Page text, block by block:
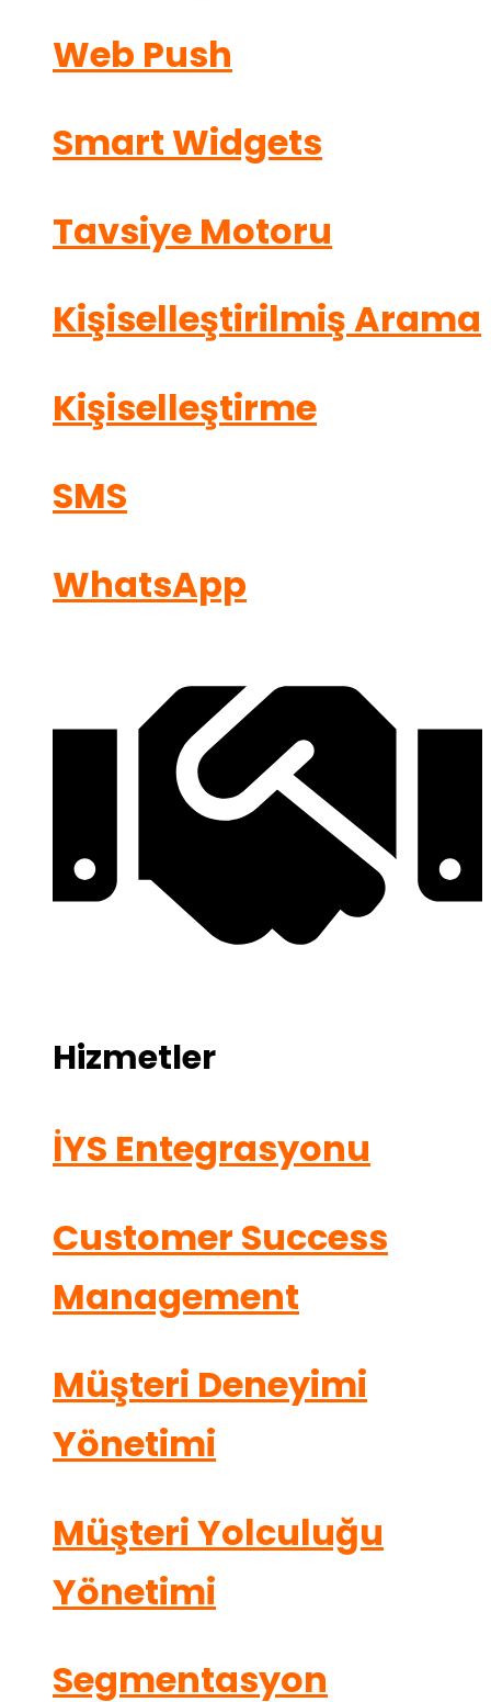
Web Push
Smart Widgets
Tavsiye Motoru
Kişiselleştirilmiş Arama
Kişiselleştirme
SMS
WhatsApp
Hizmetler
İYS Entegrasyonu
Customer Success
Management
Müşteri Deneyimi
Yönetimi
Müşteri Yolculuğu
Yönetimi
Segmentasyon